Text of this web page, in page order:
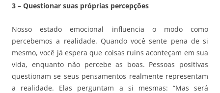
3 – Questionar suas próprias percepções
Nosso estado emocional influencia o modo como
percebemos a realidade. Quando você sente pena de si
mesmo, você já espera que coisas ruins aconteçam em sua
vida, enquanto não percebe as boas. Pessoas positivas
questionam se seus pensamentos realmente representam
a realidade. Elas perguntam a si mesmas: “Mas será